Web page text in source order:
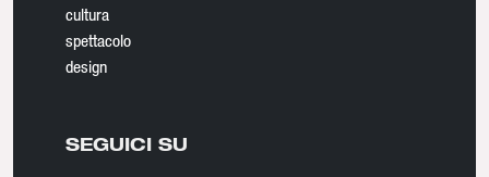
cultura
spettacolo
design
SEGUICI SU